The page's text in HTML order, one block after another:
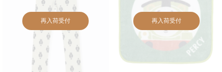
再入荷受付 再入荷受付